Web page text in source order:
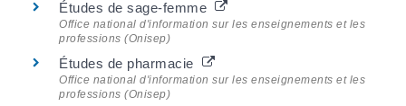
Études de sage-femme
Office national d'information sur les enseignements et les
professions (Onisep)
Études de pharmacie
Office national d'information sur les enseignements et les
professions (Onisep)